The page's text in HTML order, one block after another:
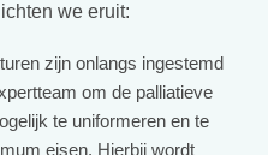
we eruit:
zijn onlangs ingestemd
om de palliatieve
te uniformeren en te
eisen. Hierbij wordt